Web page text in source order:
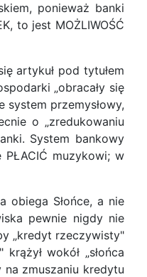
ponieważ banki
to jest MOŻLIWOŚĆ
artykuł pod tytułem
„obracały się
przemysłowy,
o „zredukowaniu
System bankowy
PŁACIĆ muzykowi; w
obiega Słońce, a nie
pewnie nigdy nie
„kredyt rzeczywisty"
wokół „słońca
na zmuszaniu kredytu